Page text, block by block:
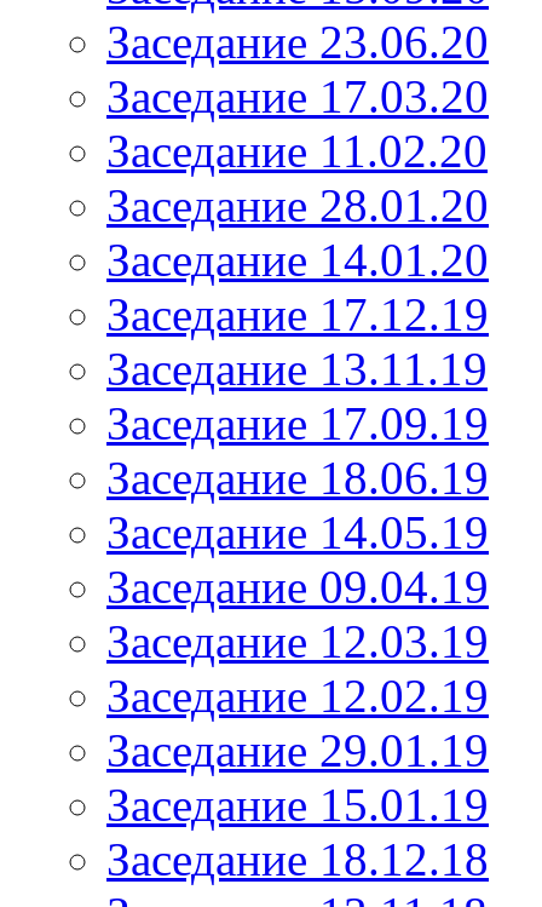
Заседание 23.06.20
Заседание 17.03.20
Заседание 11.02.20
Заседание 28.01.20
Заседание 14.01.20
Заседание 17.12.19
Заседание 13.11.19
Заседание 17.09.19
Заседание 18.06.19
Заседание 14.05.19
Заседание 09.04.19
Заседание 12.03.19
Заседание 12.02.19
Заседание 29.01.19
Заседание 15.01.19
Заседание 18.12.18